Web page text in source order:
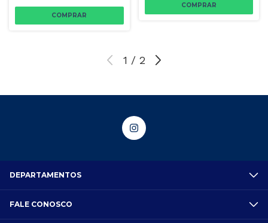
COMPRAR
COMPRAR
1 / 2
DEPARTAMENTOS
FALE CONOSCO